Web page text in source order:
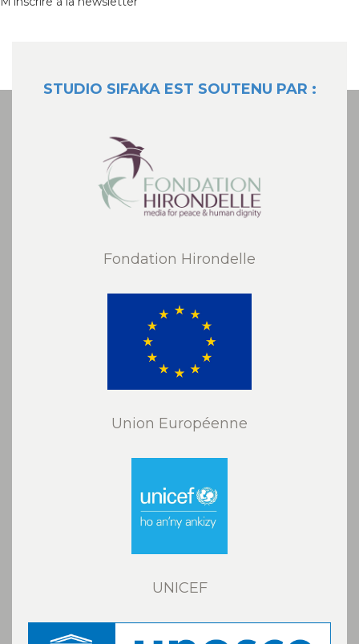
STUDIO SIFAKA EST SOUTENU PAR :
Fondation Hirondelle
Union Européenne
UNICEF